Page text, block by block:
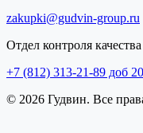
zakupki@gudvin-group.ru
Отдел контроля качества
+7 (812) 313-21-89 доб
© 2026 Гудвин. Все